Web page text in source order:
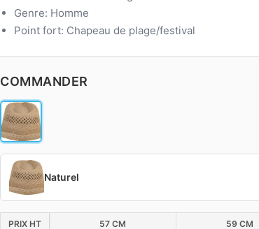
Genre: Homme
Point fort: Chapeau de plage/festival
COMMANDER
Naturel
PRIX HT 57 CM 59 CM